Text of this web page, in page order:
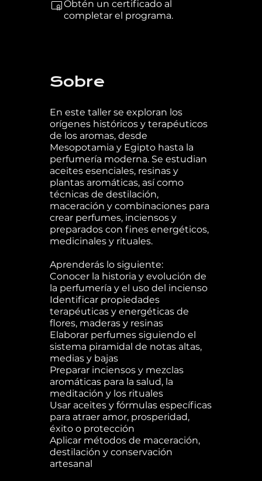
Obtén un certificado al
completar el programa.
Sobre
En este taller se exploran los
orígenes históricos y terapéuticos
de los aromas, desde
Mesopotamia y Egipto hasta la
perfumería moderna. Se estudian
aceites esenciales, resinas y
plantas aromáticas, así como
técnicas de destilación,
maceración y combinaciones para
crear perfumes, inciensos y
preparados con fines energéticos,
medicinales y rituales.
Aprenderás lo siguiente:
Conocer la historia y evolución de
la perfumería y el uso del incienso
Identificar propiedades
terapéuticas y energéticas de
flores, maderas y resinas
Elaborar perfumes siguiendo el
sistema piramidal de notas altas,
medias y bajas
Preparar inciensos y mezclas
aromáticas para la salud, la
meditación y los rituales
Usar aceites y fórmulas específicas
para atraer amor, prosperidad,
éxito o protección
Aplicar métodos de maceración,
destilación y conservación
artesanal